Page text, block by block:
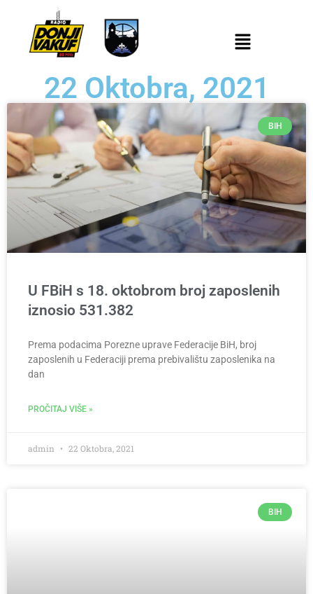
22 Oktobra, 2021
BIH
U FBiH s 18. oktobrom broj zaposlenih
iznosio 531.382
Prema podacima Porezne uprave Federacije BiH, broj
zaposlenih u Federaciji prema prebivalištu zaposlenika na
dan
PROČITAJ VIŠE »
admin 22 Oktobra, 2021
BIH